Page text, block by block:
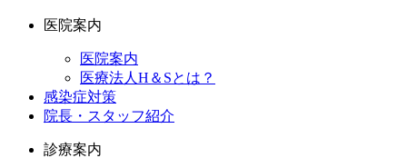
医院案内
医院案内
医療法人H＆Sとは？
感染症対策
院長・スタッフ紹介
診療案内